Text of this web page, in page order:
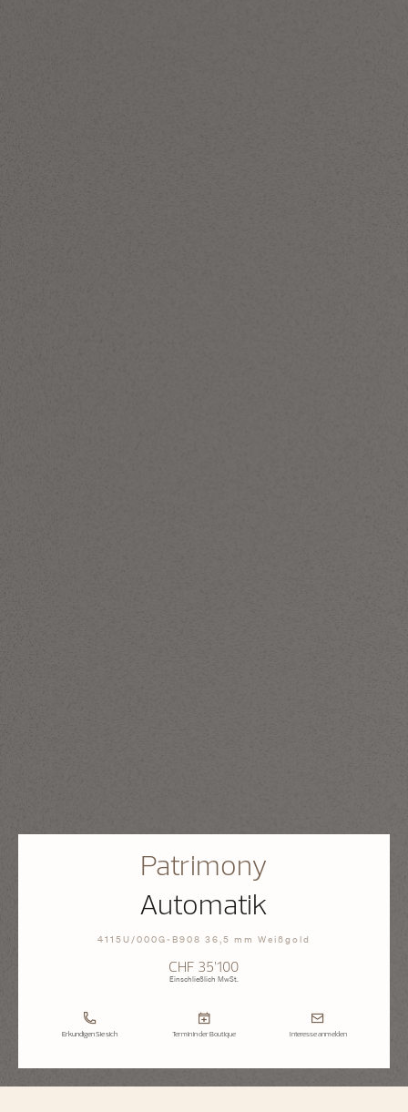
Patrimony
Automatik
4115U/000G-B908 36,5 mm Weißgold
CHF 35’100
Einschließlich MwSt.
Erkundigen Sie sich Termin in der Boutique Interesse anmelden